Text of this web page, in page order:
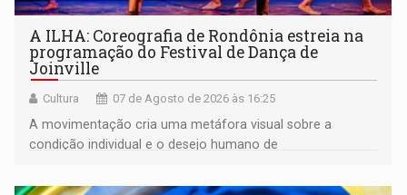
A ILHA: Coreografia de Rondônia estreia na
programação do Festival de Dança de
Joinville
Cultura 07 de Agosto de 2026 às 16:25
A movimentação cria uma metáfora visual sobre a
condição individual e o desejo humano de